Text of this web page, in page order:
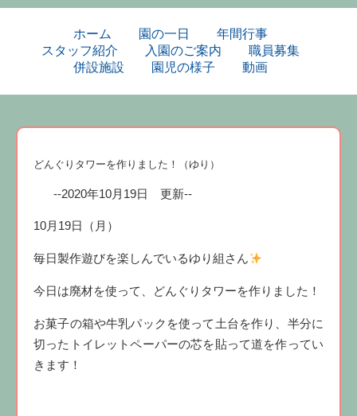
ホーム 園の一日
年間行事
スタッフ紹介
入園のご案内
職員募集
併設施設
園児の様子 動画
どんぐりタワーを作りました！（ゆり）
--2020年10月19日 更新--
10月19日（月）
毎日製作遊びを楽しんでいるゆり組さん
今日は廃材を使って、どんぐりタワーを作りました！
お菓子の箱や牛乳パックを使って土台を作り、半分に
切ったトイレットペーパーの芯を貼って道を作ってい
きます！